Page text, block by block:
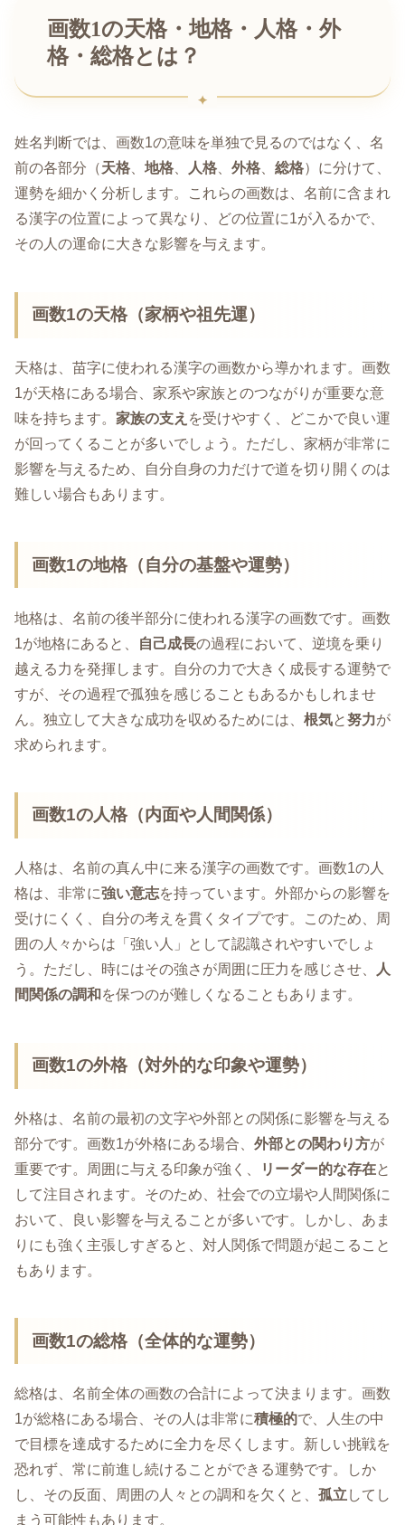
画数1の天格・地格・人格・外
格・総格とは？
姓名判断では、画数1の意味を単独で見るのではなく、名
前の各部分（天格 地格 人格 外格 総格）に分けて、
運勢を細かく分析します。これらの画数は、名前に含まれ
る漢字の位置によって異なり、どの位置に1が入るかで、
その人の運命に大きな影響を与えます。
画数1の天格（家柄や祖先運）
天格は、苗字に使われる漢字の画数から導かれます。画数
1が天格にある場合、家系や家族とのつながりが重要な意
味を持ちます。 家族の支え を受けやすく、どこかで良い運
が回ってくることが多いでしょう。ただし、家柄が非常に
影響を与えるため、自分自身の力だけで道を切り開くのは
難しい場合もあります。
画数1の地格（自分の基盤や運勢）
地格は、名前の後半部分に使われる漢字の画数です。画数
1が地格にあると、
自己成長の過程において、逆境を乗り
越える力を発揮します。自分の力で大きく成長する運勢で
すが、その過程で孤独を感じることもあるかもしれませ
ん。独立して大きな成功を収めるためには、 根気と努力が
求められます。
画数1の人格（内面や人間関係）
人格は、名前の真ん中に来る漢字の画数です。画数1の人
格は、非常に強い意志を持っています。外部からの影響を
受けにくく、自分の考えを貫くタイプです。このため、周
囲の人々からは「強い人」として認識されやすいでしょ
う。ただし、時にはその強さが周囲に圧力を感じさせ、
人
間関係の調和 を保つのが難しくなることもあります。
画数1の外格（対外的な印象や運勢）
外格は、名前の最初の文字や外部との関係に影響を与える
部分です。画数1が外格にある場合、 外部との関わり方が
重要です。周囲に与える印象が強く、
リーダー的な存在と
して注目されます。そのため、社会での立場や人間関係に
おいて、良い影響を与えることが多いです。しかし、あま
りにも強く主張しすぎると、対人関係で問題が起こること
もあります。
画数1の総格（全体的な運勢）
総格は、名前全体の画数の合計によって決まります。画数
1が総格にある場合、その人は非常に積極的で、人生の中
で目標を達成するために全力を尽くします。新しい挑戦を
恐れず、常に前進し続けることができる運勢です。しか
し、その反面、周囲の人々との調和を欠くと、 孤立 してし
まう可能性もあります。